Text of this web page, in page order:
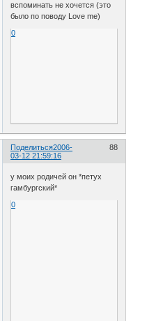
вспоминать не хочется (это
было по поводу Love me)
0
Поделиться 88
2006-
03-12 21:59:16
у моих родичей он *петух
гамбургский*
0